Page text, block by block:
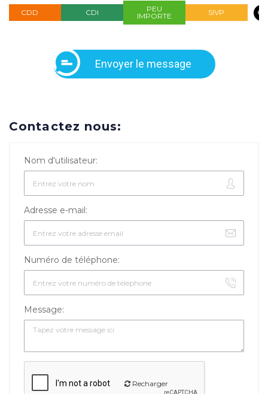
CDD
CDI
PEU
IMPORTE
SIVP
Envoyer le message
Contactez nous:
Nom d'utilisateur:
Adresse e-mail:
Numéro de téléphone:
Message:
Recharger